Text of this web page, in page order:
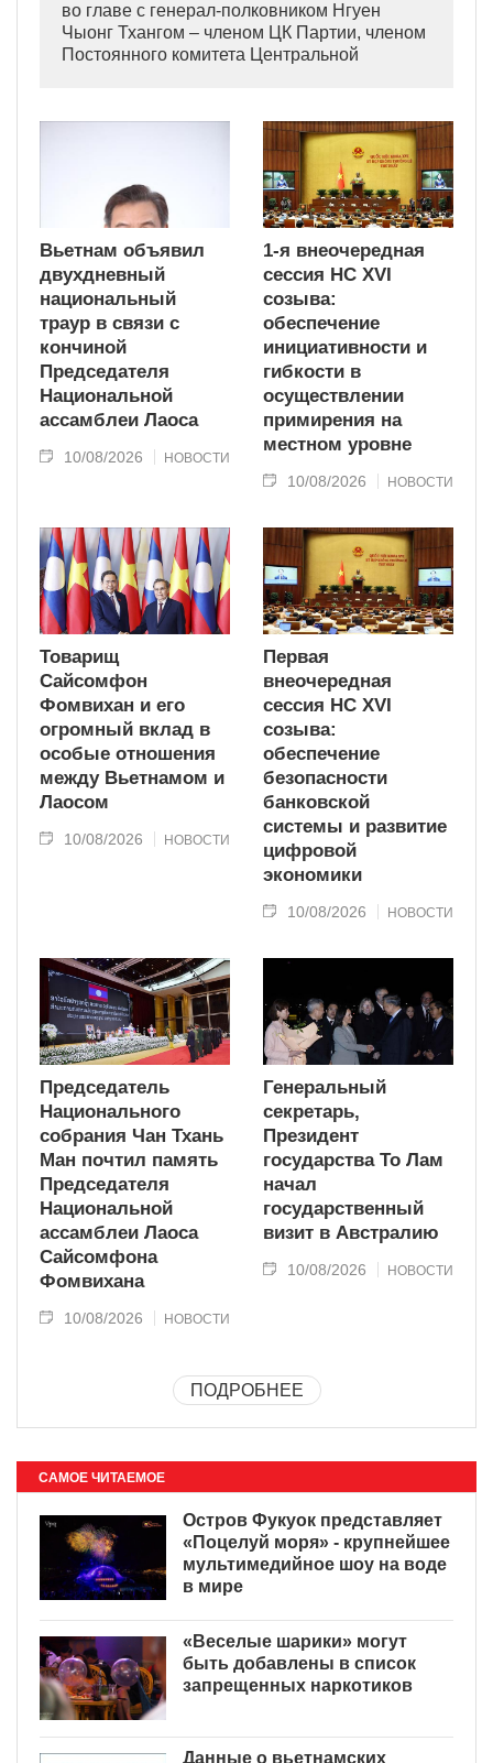
во главе с генерал-полковником Нгуен
Чыонг Тхангом – членом ЦК Партии, членом
Постоянного комитета Центральной
товарища Сайсомфона Фомвихана, члена
Политбюро, Председателя Национальной
Вьетнам объявил
двухдневный
национальный
траур в связи с
кончиной
Председателя
Национальной
ассамблеи Лаоса
10/08/2026 НОВОСТИ
1-я внеочередная
сессия НС XVI
созыва:
обеспечение
инициативности и
гибкости в
осуществлении
примирения на
местном уровне
10/08/2026 НОВОСТИ
Товарищ
Сайсомфон
Фомвихан и его
огромный вклад в
особые отношения
между Вьетнамом и
Лаосом
10/08/2026 НОВОСТИ
Первая
внеочередная
сессия НС XVI
созыва:
обеспечение
безопасности
банковской
системы и развитие
цифровой
экономики
10/08/2026 НОВОСТИ
Председатель
Национального
собрания Чан Тхань
Ман почтил память
Председателя
Национальной
ассамблеи Лаоса
Сайсомфона
Фомвихана
10/08/2026 НОВОСТИ
Генеральный
секретарь,
Президент
государства То Лам
начал
государственный
визит в Австралию
10/08/2026 НОВОСТИ
ПОДРОБНЕЕ
САМОЕ ЧИТАЕМОЕ
Остров Фукуок представляет
«Поцелуй моря» - крупнейшее
мультимедийное шоу на воде
в мире
«Веселые шарики» могут
быть добавлены в список
запрещенных наркотиков
Данные о вьетнамских